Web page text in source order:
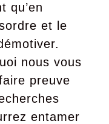
qu’en
et le
nous vous
preuve
entamer